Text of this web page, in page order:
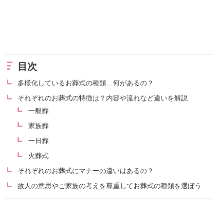
目次
多様化しているお葬式の種類…何があるの？
それぞれのお葬式の特徴は？内容や流れなど違いを解説
一般葬
家族葬
一日葬
火葬式
それぞれのお葬式にマナーの違いはあるの？
故人の意思やご家族の考えを尊重してお葬式の種類を選ぼう